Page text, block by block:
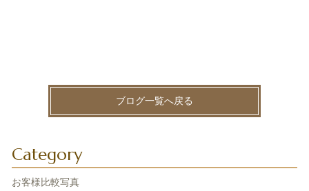
ブログ一覧へ戻る
Category
お客様比較写真